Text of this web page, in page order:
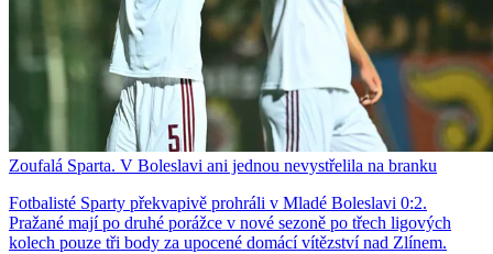
Zoufalá Sparta. V Boleslavi ani jednou nevystřelila na branku
Fotbalisté Sparty překvapivě prohráli v Mladé Boleslavi 0:2.
Pražané mají po druhé porážce v nové sezoně po třech ligových
kolech pouze tři body za upocené domácí vítězství nad Zlínem.